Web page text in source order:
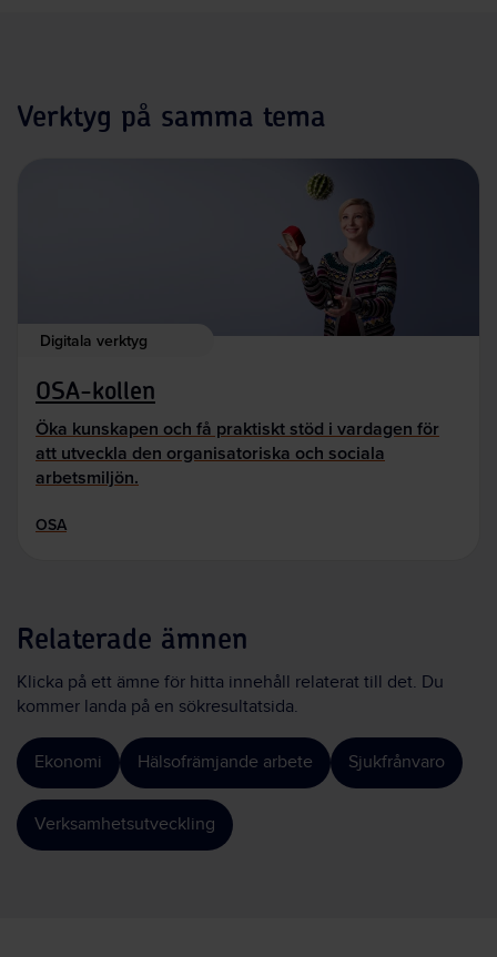
Verktyg på samma tema
Digitala verktyg
OSA-kollen
Öka kunskapen och få praktiskt stöd i vardagen för
att utveckla den organisatoriska och sociala
arbetsmiljön.
OSA
Relaterade ämnen
Klicka på ett ämne för hitta innehåll relaterat till det. Du
kommer landa på en sökresultatsida.
Ekonomi Hälsofrämjande arbete Sjukfrånvaro
Verksamhetsutveckling